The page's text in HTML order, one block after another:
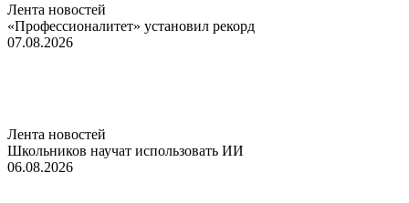
Лента новостей
«Профессионалитет» установил рекорд
07.08.2026
Лента новостей
Школьников научат использовать ИИ
06.08.2026